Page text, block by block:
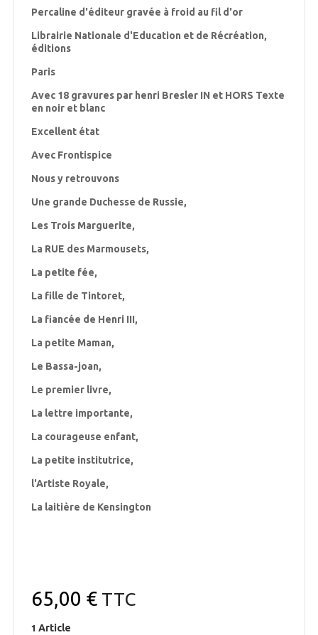
Percaline d'éditeur gravée à froid au fil d'or
Librairie Nationale d'Education et de Récréation,
éditions
Paris
Avec 18 gravures par henri Bresler IN et HORS Texte
en noir et blanc
Excellent état
Avec Frontispice
Nous y retrouvons
Une grande Duchesse de Russie,
Les Trois Marguerite,
La RUE des Marmousets,
La petite fée,
La fille de Tintoret,
La fiancée de Henri III,
La petite Maman,
Le Bassa-joan,
Le premier livre,
La lettre importante,
La courageuse enfant,
La petite institutrice,
l'Artiste Royale,
La laitière de Kensington
65,00 €TTC
1 Article